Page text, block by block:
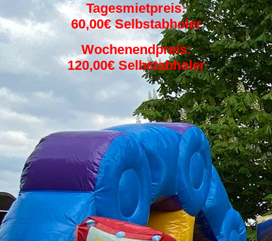
Tagesmietpreis:
60,00€ Selbstabholer
Wochenendpreis:
120,00€ Selbstabholer